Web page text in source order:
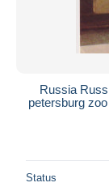
Russia
petersburg
Status